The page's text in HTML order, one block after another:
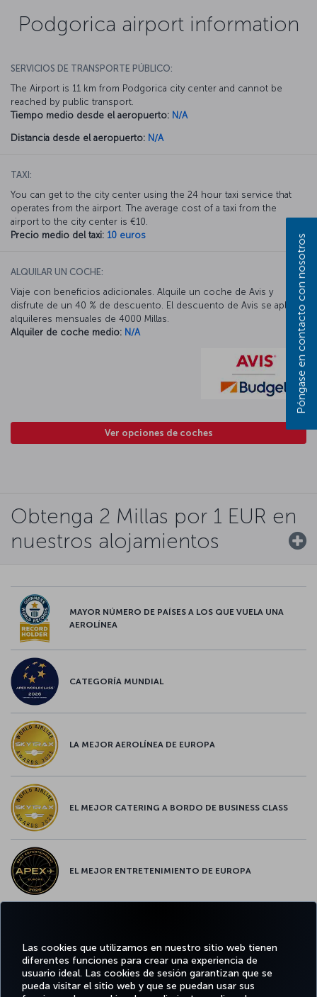
Las cookies que utilizamos en nuestro sitio web tienen
diferentes funciones para crear una experiencia de
usuario ideal. Las cookies de sesión garantizan que se
pueda visitar el sitio web y que se puedan usar sus
Podgorica airport information
SERVICIOS DE TRANSPORTE PÚBLICO:
The Airport is 11 km from Podgorica city center and cannot be
reached by public transport.
Tiempo medio desde el aeropuerto: N/A
Distancia desde el aeropuerto: N/A
TAXI:
You can get to the city center using the 24 hour taxi service that
operates from the airport. The average cost of a taxi from the
airport to the city center is €10.
Precio medio del taxi: 10 euros
ALQUILAR UN COCHE:
Viaje con beneficios adicionales. Alquile un coche de Avis y
disfrute de un 40 % de descuento. El descuento de Avis se aplica a
alquileres mensuales de 4000 Millas.
Alquiler de coche medio: N/A
Ver opciones de coches
Obtenga 2 Millas por 1 EUR en
nuestros alojamientos
MAYOR NÚMERO DE PAÍSES A LOS QUE VUELA UNA
AEROLÍNEA
CATEGORÍA MUNDIAL
LA MEJOR AEROLÍNEA DE EUROPA
EL MEJOR CATERING A BORDO DE BUSINESS CLASS
EL MEJOR ENTRETENIMIENTO DE EUROPA
Póngase en contacto con nosotros